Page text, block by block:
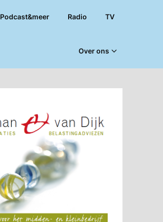
Podcast&meer Radio TV
Over ons